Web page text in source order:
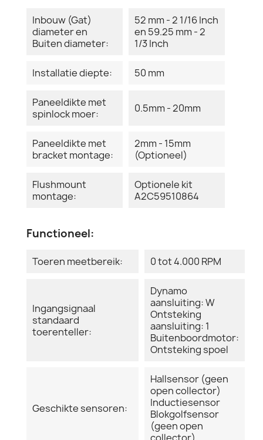
Inbouw (Gat)
diameter en
Buiten diameter:
52 mm - 2 1/16 Inch
en 59.25 mm - 2
1/3 Inch
Installatie diepte: 50 mm
Paneeldikte met
spinlock moer:
0.5mm - 20mm
Paneeldikte met
bracket montage:
2mm - 15mm
(Optioneel)
Flushmount
montage:
Optionele kit
A2C59510864
Functioneel:
Toeren meetbereik: 0 tot 4.000 RPM
Ingangsignaal
standaard
toerenteller:
Dynamo
aansluiting: W
Ontsteking
aansluiting: 1
Buitenboordmotor:
Ontsteking spoel
Geschikte sensoren:
Hallsensor (geen
open collector)
Inductiesensor
Blokgolfsensor
(geen open